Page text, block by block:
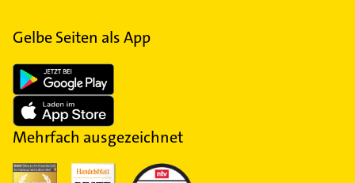
Gelbe Seiten als App
Mehrfach ausgezeichnet